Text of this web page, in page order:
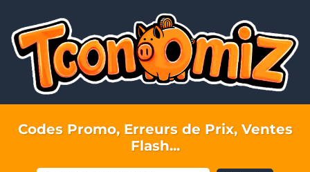
Codes Promo, Erreurs de Prix, Ventes
Flash...